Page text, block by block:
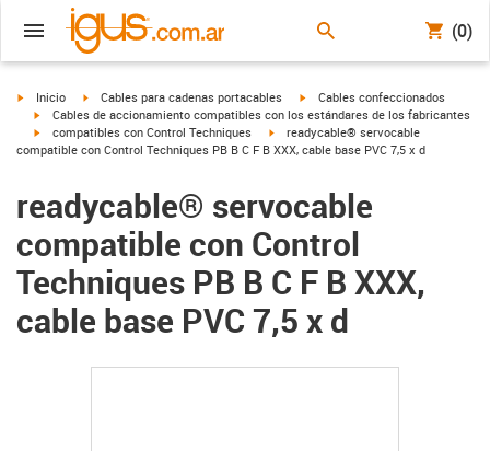
(0)
igus-icon-arrow-right
Inicio igus-icon-arrow-right
Cables para cadenas portacables igus-icon-arrow-right
Cables confeccionados
igus-icon-arrow-right
Cables de accionamiento compatibles con los estándares de los fabricantes
igus-icon-arrow-right
compatibles con Control Techniques igus-icon-arrow-right
readycable® servocable
compatible con Control Techniques PB B C F B XXX, cable base PVC 7,5 x d
readycable® servocable
compatible con Control
Techniques PB B C F B XXX,
cable base PVC 7,5 x d